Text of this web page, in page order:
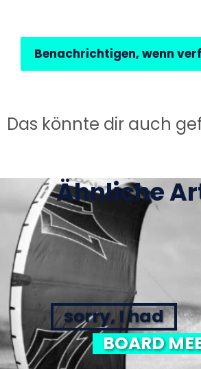
Benachrichtigen, wenn
Das könnte dir auch
Ähnliche
sorry, I had
BOARD